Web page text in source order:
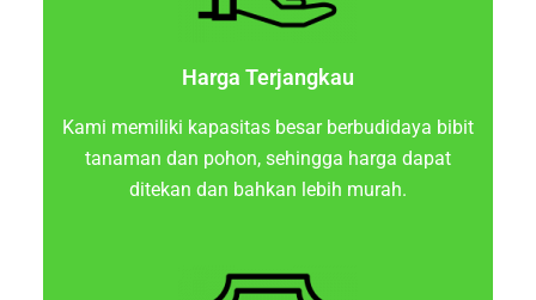
Harga Terjangkau
Kami memiliki kapasitas besar berbudidaya bibit
tanaman dan pohon, sehingga harga dapat
ditekan dan bahkan lebih murah.